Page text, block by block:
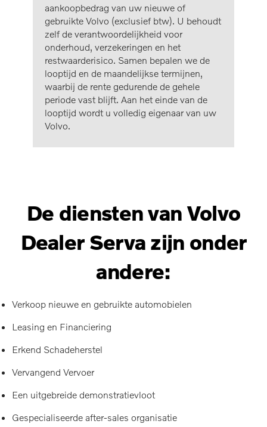
aankoopbedrag van uw nieuwe of
gebruikte Volvo (exclusief btw). U behoudt
zelf de verantwoordelijkheid voor
onderhoud, verzekeringen en het
restwaarderisico. Samen bepalen we de
looptijd en de maandelijkse termijnen,
waarbij de rente gedurende de gehele
periode vast blijft. Aan het einde van de
looptijd wordt u volledig eigenaar van uw
Volvo.
De diensten van Volvo
Dealer Serva zijn onder
andere:
Verkoop nieuwe en gebruikte automobielen
Leasing en Financiering
Erkend Schadeherstel
Vervangend Vervoer
Een uitgebreide demonstratievloot
Gespecialiseerde after-sales organisatie